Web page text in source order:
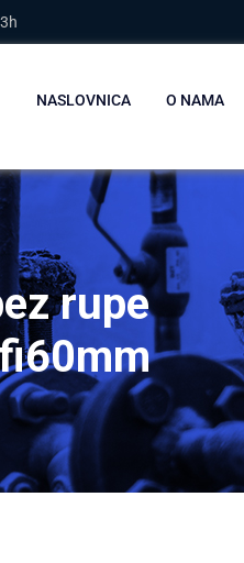
NASLOVNICA O NAMA
rupe